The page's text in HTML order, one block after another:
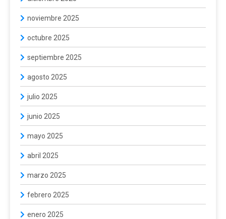
noviembre 2025
octubre 2025
septiembre 2025
agosto 2025
julio 2025
junio 2025
mayo 2025
abril 2025
marzo 2025
febrero 2025
enero 2025